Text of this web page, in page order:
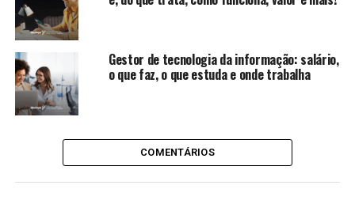
Gestor de tecnologia da informação: salário,
o que faz, o que estuda e onde trabalha
COMENTÁRIOS